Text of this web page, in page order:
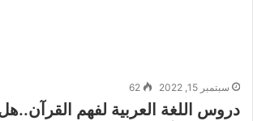
سبتمبر 15, 2022 62
دروس اللغة العربية لفهم